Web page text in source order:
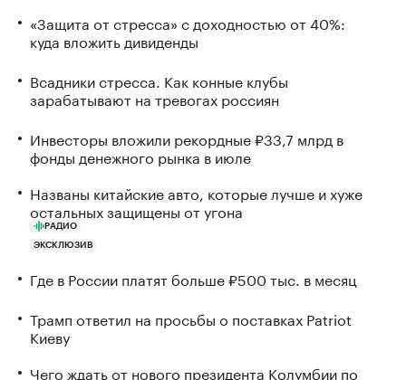
«Защита от стресса» с доходностью от 40%:
куда вложить дивиденды
Всадники стресса. Как конные клубы
зарабатывают на тревогах россиян
Инвесторы вложили рекордные ₽33,7 млрд в
фонды денежного рынка в июле
Названы китайские авто, которые лучше и хуже
остальных защищены от угона
РАДИО
ЭКСКЛЮЗИВ
Где в России платят больше ₽500 тыс. в месяц
Трамп ответил на просьбы о поставках Patriot
Киеву
Чего ждать от нового президента Колумбии по